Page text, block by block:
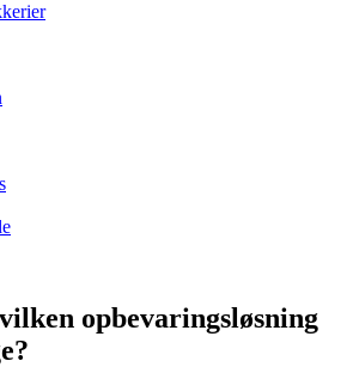
opbevaringsløsning